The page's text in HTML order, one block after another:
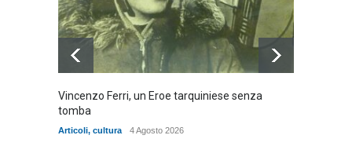
Vincenzo Ferri, un Eroe tarquiniese senza
tomba
Articoli, cultura 4 Agosto 2026